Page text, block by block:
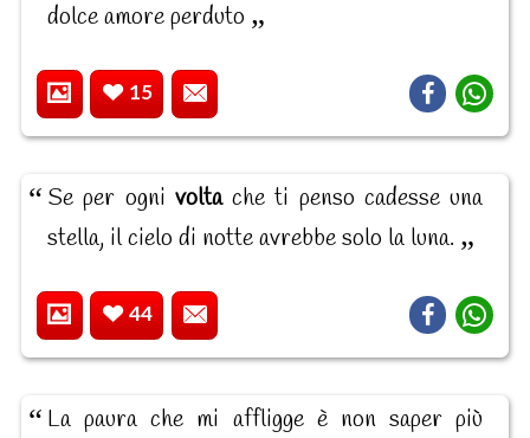
dolce amore perduto
15
Se per ogni voltache ti penso cadesse una
stella, il cielo di notte avrebbe solo la luna.
44
La paura che mi affligge è non saper più